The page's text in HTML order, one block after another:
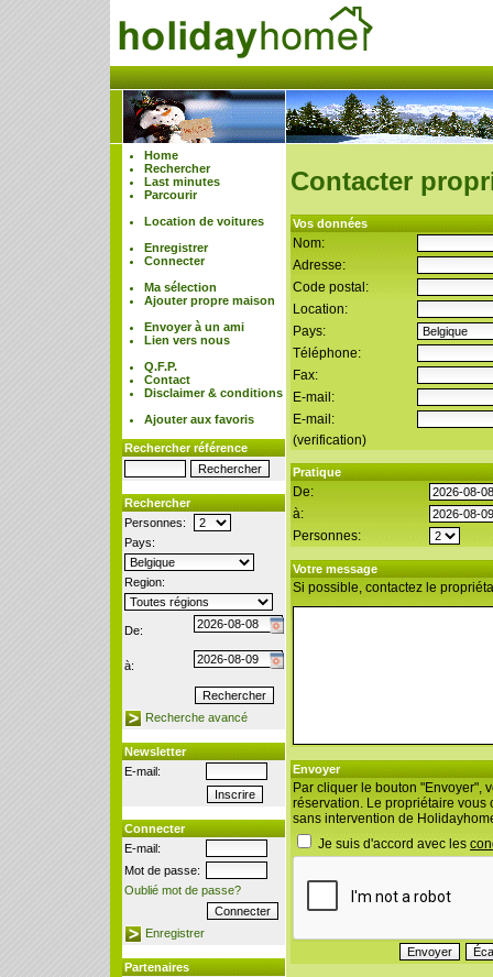
Home
Rechercher
Last minutes
Parcourir
Location de voitures
Enregistrer
Connecter
Ma sélection
Ajouter propre maison
Envoyer à un ami
Lien vers nous
Q.F.P.
Contact
Disclaimer & conditions
Ajouter aux favoris
Rechercher référence
Rechercher
Personnes:
Pays:
Region:
De:
à:
Recherche avancé
Newsletter
E-mail:
Connecter
E-mail:
Mot de passe:
Oublié mot de passe?
Enregistrer
Partenaires
Contacter
Vos données
Nom:
Adresse:
Code postal:
Location:
Pays:
Téléphone:
Fax:
E-mail:
E-mail:
(verification)
Pratique
De:
à:
Personnes:
Votre message
Si possible, contactez le
Envoyer
Par cliquer le bouton "Envoyer",
réservation. Le propriétaire vous
sans intervention de
Je suis d'accord avec les